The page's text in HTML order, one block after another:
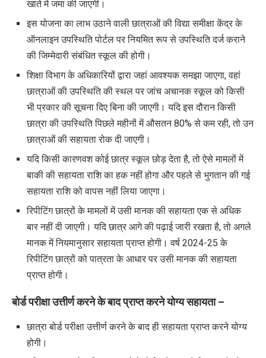
खाते में जमा की जाएगी।
इस योजना का लाभ उठाने वाली छात्राओं की विद्या समीक्षा केंद्र के
ऑनलाइन उपस्थिति पोर्टल पर नियमित रूप से उपस्थिति दर्ज कराने
की जिम्मेदारी संबंधित स्कूल की होगी।
शिक्षा विभाग के अधिकारियों द्वारा जहां आवश्यक समझा जाएगा, वहां
छात्राओं की उपस्थिति की स्थल पर जांच अचानक स्कूल को किसी
भी प्रकार की सूचना दिए बिना की जाएगी। यदि इस दौरान किसी
छात्रा की उपस्थिति पिछले महीनों में औसतन 80% से कम रही, तो उन
छात्राओं की सहायता रोक दी जाएगी।
यदि किसी कारणवश कोई छात्र स्कूल छोड़ देता है, तो ऐसे मामलों में
बाकी की सहायता राशि का हक नहीं होगा और पहले से भुगतान की गई
सहायता राशि को वापस नहीं लिया जाएगा।
रिपीटिंग छात्रों के मामलों में उसी मानक की सहायता एक से अधिक
बार नहीं दी जाएगी। यदि छात्र आगे की पढ़ाई जारी रखता है, तो अगले
मानक में नियमानुसार सहायता प्राप्त होगी। वर्ष 2024-25 के
रिपीटिंग छात्रों को पात्रता के आधार पर उसी मानक की सहायता
प्राप्त होगी।
बोर्ड परीक्षा उत्तीर्ण करने के बाद प्राप्त करने योग्य सहायता –
छात्रा बोर्ड परीक्षा उत्तीर्ण करने के बाद ही सहायता प्राप्त करने योग्य
होगी।